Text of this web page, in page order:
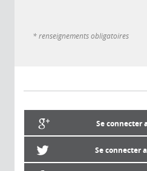
* renseignements obligatoires
Se connecter
Se connecter